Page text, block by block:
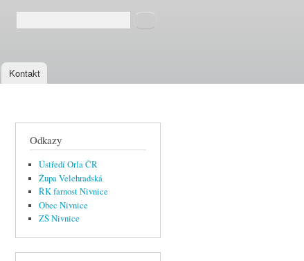
Vyhledávání
Hledat
Kontakt
Odkazy
Ústředí Orla ČR
Župa Velehradská
ŘK farnost Nivnice
Obec Nivnice
ZŠ Nivnice